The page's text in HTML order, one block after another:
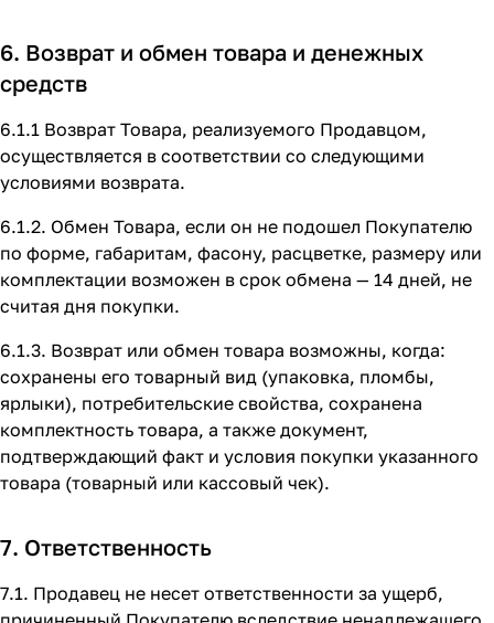
6. Возврат и обмен товара и денежных
средств
6.1.1 Возврат Товара, реализуемого Продавцом,
осуществляется в соответствии со следующими
условиями возврата.
6.1.2. Обмен Товара, если он не подошел Покупателю
по форме, габаритам, фасону, расцветке, размеру или
комплектации возможен в срок обмена — 14 дней, не
считая дня покупки.
6.1.3. Возврат или обмен товара возможны, когда:
сохранены его товарный вид (упаковка, пломбы,
ярлыки), потребительские свойства, сохранена
комплектность товара, а также документ,
подтверждающий факт и условия покупки указанного
товара (товарный или кассовый чек).
7. Ответственность
7.1. Продавец не несет ответственности за ущерб,